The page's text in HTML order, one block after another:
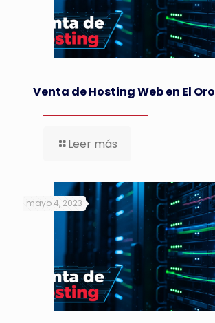
Venta de Hosting Web en El Oro
Leer más
mayo 4, 2023